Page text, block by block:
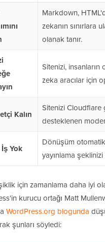
Markdown,
zekanın sınırlara
olanak tanır.
Sitenizi,
zeka aracılar için
Kalın
Sitenizi Cloudflare
desteklenen
Yok
Dönüşüm
yayınlama
için zamanlama daha iyi
kurucu ortağı Matt
WordPress.org blogunda
şunları söyledi: